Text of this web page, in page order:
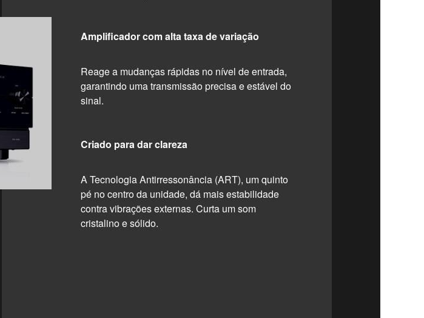
Amplificador com alta taxa de variação
Reage a mudanças rápidas no nível de entrada,
garantindo uma transmissão precisa e estável do
sinal.
Criado para dar clareza
A Tecnologia Antirressonância (ART), um quinto
pé no centro da unidade, dá mais estabilidade
contra vibrações externas. Curta um som
cristalino e sólido.